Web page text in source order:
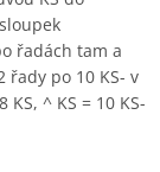
řadách tam a
řady po 10 KS- v
KS, ^ KS = 10 KS-